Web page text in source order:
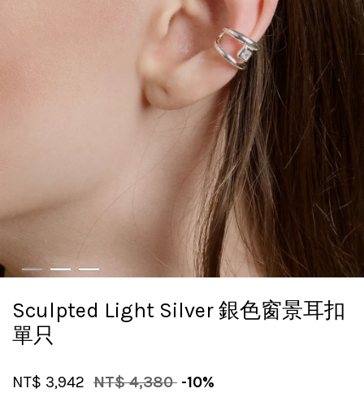
Sculpted Light Silver 銀色窗景耳扣
單只
NT$ 3,942 NT$ 4,380 -10%